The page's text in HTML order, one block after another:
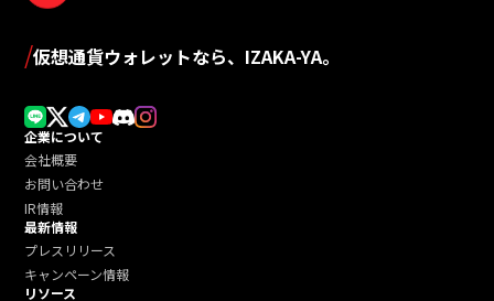
り
/仮想通貨ウォレットなら、IZAKA-YA。
企業について
会社概要
お問い合わせ
IR情報
最新情報
プレスリリース
キャンペーン情報
リソース